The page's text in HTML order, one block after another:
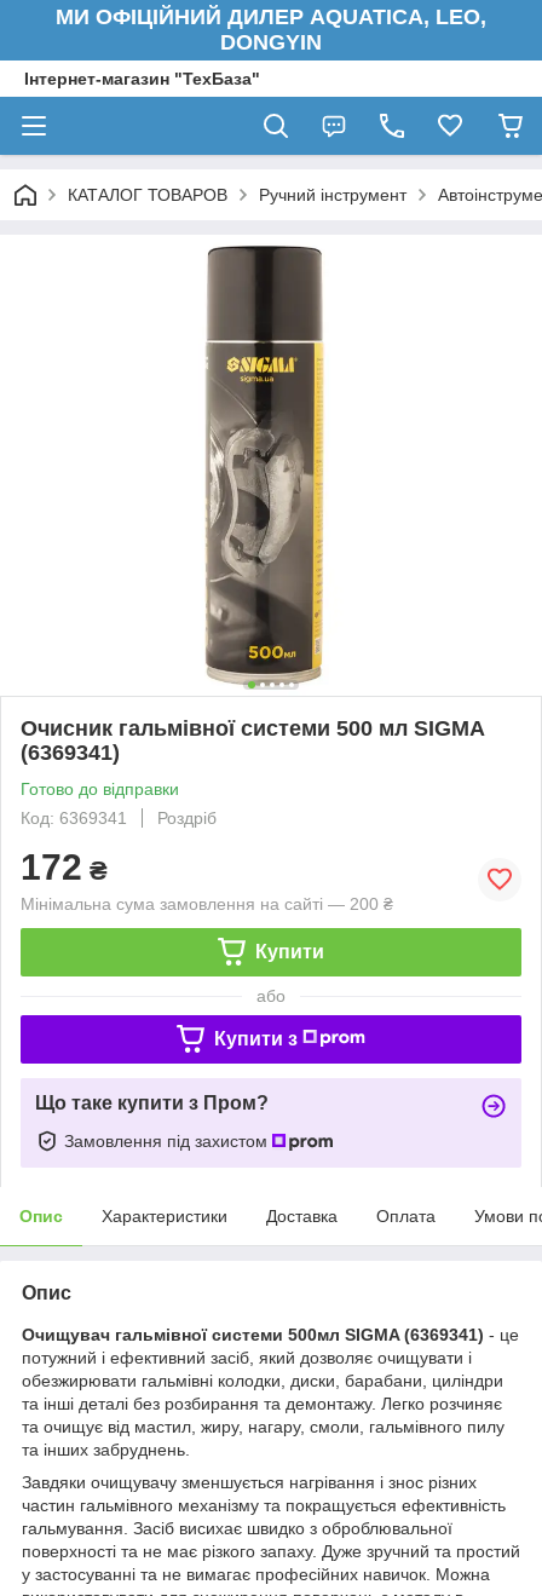
МИ ОФІЦІЙНИЙ ДИЛЕР AQUATICA, LEO,
DONGYIN
Інтернет-магазин "ТехБаза"
КАТАЛОГ ТОВАРОВ Ручний інструмент
Очисник гальмівної системи 500 мл SIGMA
(6369341)
Готово до відправки
Код: 6369341
Роздріб
172 ₴
Мінімальна сума замовлення на сайті — 200 ₴
Купити
або
Купити з
Що таке купити з Пром?
Замовлення під захистом
Опис Характеристики Доставка Оплата Умови
Опис
Очищувач гальмівної системи 500мл SIGMA (6369341) - це
потужний і ефективний засіб, який дозволяє очищувати і
обезжирювати гальмівні колодки, диски, барабани, циліндри
та інші деталі без розбирання та демонтажу. Легко розчиняє
та очищує від мастил, жиру, нагару, смоли, гальмівного пилу
та інших забруднень.
Завдяки очищувачу зменшується нагрівання і знос різних
частин гальмівного механізму та покращується ефективність
гальмування. Засіб висихає швидко з оброблювальної
поверхності та не має різкого запаху. Дуже зручний та простий
у застосуванні та не вимагає професійних навичок. Можна